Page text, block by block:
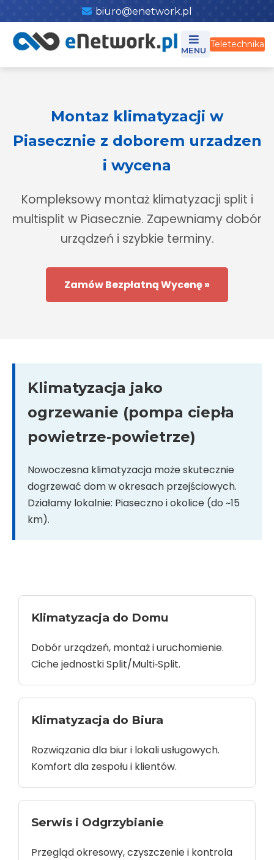
to
content
biuro@enetwork.pl
Wstępna wycena
Teletechnika
Montaz klimatyzacji w
Piasecznie z doborem urzadzen
i wycena
Kompleksowy montaż klimatyzacji split i
multisplit w Piasecznie. Zapewniamy dobór
urządzeń i szybkie terminy.
Zamów Bezpłatną Wycenę »
Klimatyzacja jako
ogrzewanie (pompa ciepła
powietrze‑powietrze)
Nowoczesna klimatyzacja może skutecznie
dogrzewać dom w okresach przejściowych.
Działamy lokalnie: Piaseczno i okolice (do ~15
km).
Klimatyzacja do Domu
Dobór urządzeń, montaż i uruchomienie.
Ciche jednostki Split/Multi‑Split.
Klimatyzacja do Biura
Rozwiązania dla biur i lokali usługowych.
Komfort dla zespołu i klientów.
Serwis i Odgrzybianie
Przegląd okresowy, czyszczenie i kontrola